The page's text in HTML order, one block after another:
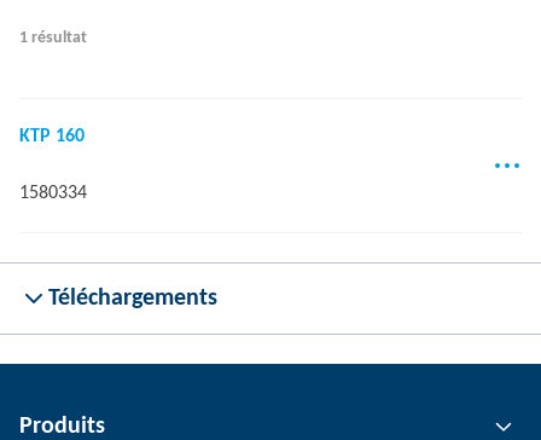
1 résultat
KTP 160
1580334
Téléchargements
Produits